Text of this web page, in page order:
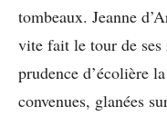
tombeaux. Jeanne
vite fait le tour de ses
prudence d’écolière
convenues, glanées